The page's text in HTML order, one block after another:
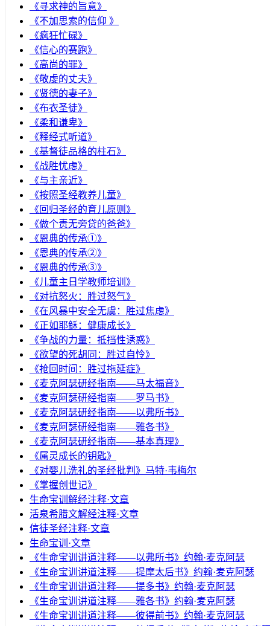
《寻求神的旨意》
《不加思索的信仰 》
《疯狂忙碌》
《信心的赛跑》
《高尚的罪》
《敬虔的丈夫》
《贤德的妻子》
《布衣圣徒》
《柔和谦卑》
《释经式听道》
《基督徒品格的柱石》
《战胜忧虑》
《与主亲近》
《按照圣经教养儿童》
《回归圣经的育儿原则》
《做个责无旁贷的爸爸》
《恩典的传承①》
《恩典的传承②》
《恩典的传承③》
《儿童主日学教师培训》
《对抗怒火：胜过怒气》
《在风暴中安全无虞：胜过焦虑》
《正如耶稣：健康成长》
《争战的力量：抵挡性诱惑》
《欲望的死胡同：胜过自怜》
《抢回时间：胜过拖延症》
《麦克阿瑟研经指南——马太福音》
《麦克阿瑟研经指南——罗马书》
《麦克阿瑟研经指南——以弗所书》
《麦克阿瑟研经指南——雅各书》
《麦克阿瑟研经指南——基本真理》
《属灵成长的钥匙》
《对婴儿洗礼的圣经批判》马特·韦梅尔
《掌握创世记》
生命宝训解经注释·文章
活泉希腊文解经注释·文章
信徒圣经注释·文章
生命宝训·文章
《生命宝训讲道注释——以弗所书》约翰·麦克阿瑟
《生命宝训讲道注释——提摩太后书》约翰·麦克阿瑟
《生命宝训讲道注释——提多书》约翰·麦克阿瑟
《生命宝训讲道注释——雅各书》约翰·麦克阿瑟
《生命宝训讲道注释——彼得前书》约翰·麦克阿瑟